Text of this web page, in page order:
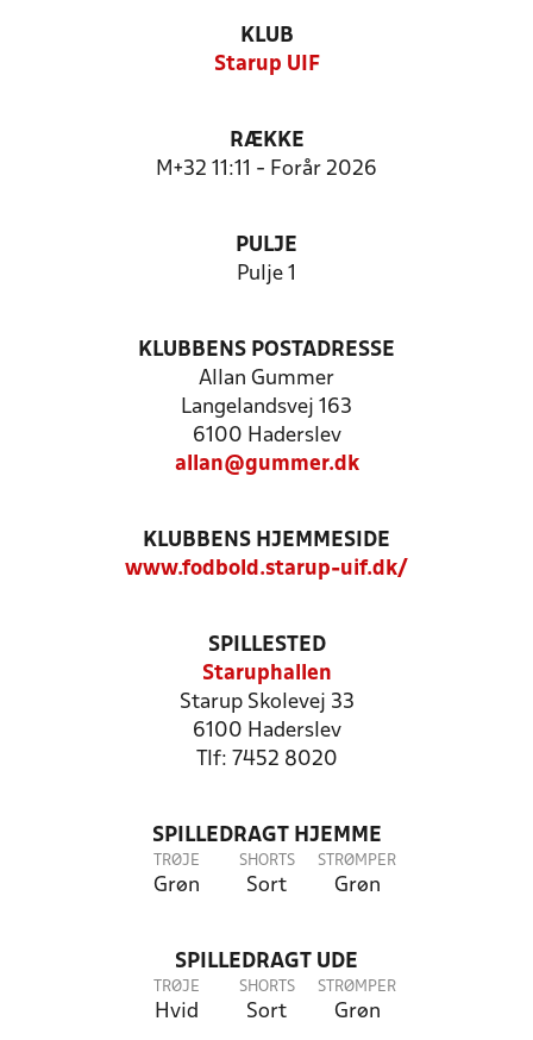
KLUB
Starup UIF
RÆKKE
M+32 11:11 - Forår 2026
PULJE
Pulje 1
KLUBBENS POSTADRESSE
Allan Gummer
Langelandsvej 163
6100 Haderslev
allan@gummer.dk
KLUBBENS HJEMMESIDE
www.fodbold.starup-uif.dk/
SPILLESTED
Staruphallen
Starup Skolevej 33
6100 Haderslev
Tlf: 7452 8020
SPILLEDRAGT HJEMME
TRØJE
Grøn
SHORTS
Sort
STRØMPER
Grøn
SPILLEDRAGT UDE
TRØJE
Hvid
SHORTS
Sort
STRØMPER
Grøn